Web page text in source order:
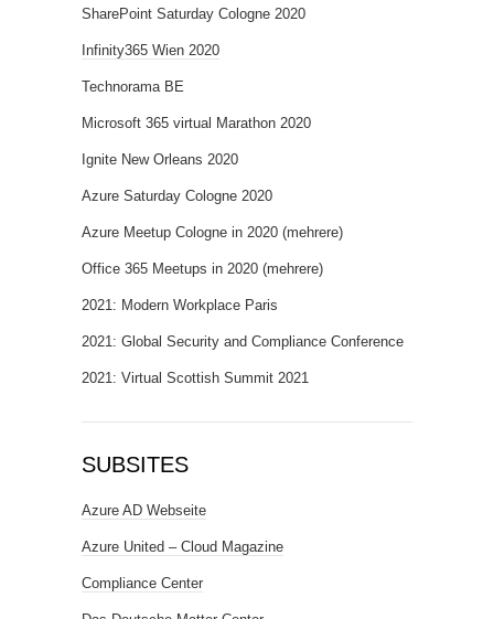
SharePoint Saturday Cologne 2020
Infinity365 Wien 2020
Technorama BE
Microsoft 365 virtual Marathon 2020
Ignite New Orleans 2020
Azure Saturday Cologne 2020
Azure Meetup Cologne in 2020 (mehrere)
Office 365 Meetups in 2020 (mehrere)
2021: Modern Workplace Paris
2021: Global Security and Compliance Conference
2021: Virtual Scottish Summit 2021
SUBSITES
Azure AD Webseite
Azure United – Cloud Magazine
Compliance Center